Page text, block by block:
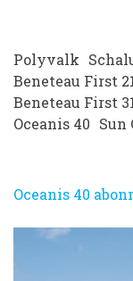
Polyvalk
Beneteau First 21
Beneteau First 31
Oceanis 40 Sun
Oceanis 40